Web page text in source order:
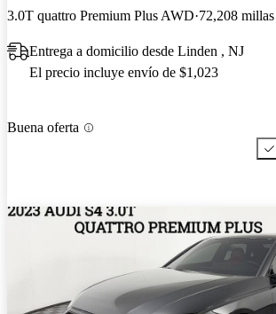
3.0T quattro Premium Plus AWD 72,208 millas
Entrega a domicilio desde Linden , NJ
El precio incluye envío de $1,023
Buena oferta